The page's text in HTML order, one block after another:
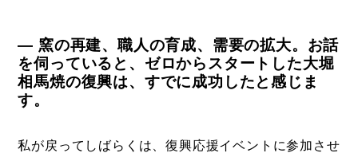
― 窯の再建、職人の育成、需要の拡大。お話
を伺っていると、ゼロからスタートした大堀
相馬焼の復興は、すでに成功したと感じま
す。
私が戻ってしばらくは、復興応援イベントに参加させ